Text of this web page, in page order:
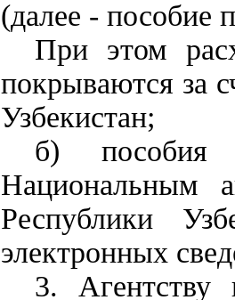
(далее - пособие
При этом
покрываются за
Узбекистан;
б)
Национальным
Республики
электронных
3. Агентству